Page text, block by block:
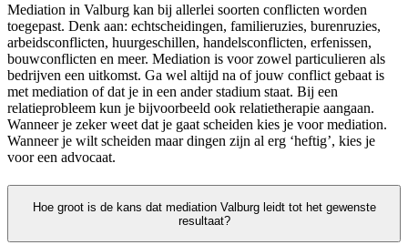
Mediation in Valburg kan bij allerlei soorten conflicten worden
toegepast. Denk aan: echtscheidingen, familieruzies, burenruzies,
arbeidsconflicten, huurgeschillen, handelsconflicten, erfenissen,
bouwconflicten en meer. Mediation is voor zowel particulieren als
bedrijven een uitkomst. Ga wel altijd na of jouw conflict gebaat is
met mediation of dat je in een ander stadium staat. Bij een
relatieprobleem kun je bijvoorbeeld ook relatietherapie aangaan.
Wanneer je zeker weet dat je gaat scheiden kies je voor mediation.
Wanneer je wilt scheiden maar dingen zijn al erg ‘heftig’, kies je
voor een advocaat.
Hoe groot is de kans dat mediation Valburg leidt tot het gewenste
resultaat?